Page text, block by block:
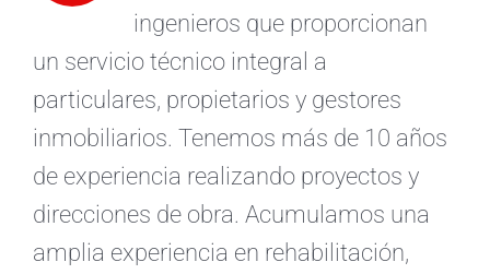
ingenieros que proporcionan
un servicio técnico integral a
particulares, propietarios y gestores
inmobiliarios. Tenemos más de 10 años
de experiencia realizando proyectos y
direcciones de obra. Acumulamos una
amplia experiencia en rehabilitación,